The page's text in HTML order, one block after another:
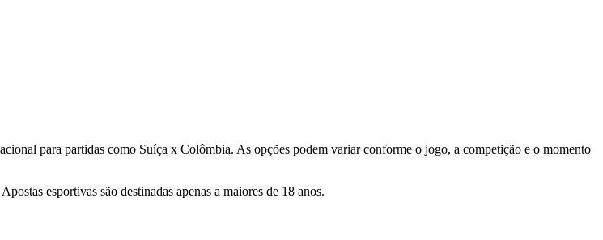
para partidas como Suíça x Colômbia. As opções podem variar conforme o jogo, a competição e o momento
esportivas são destinadas apenas a maiores de 18 anos.